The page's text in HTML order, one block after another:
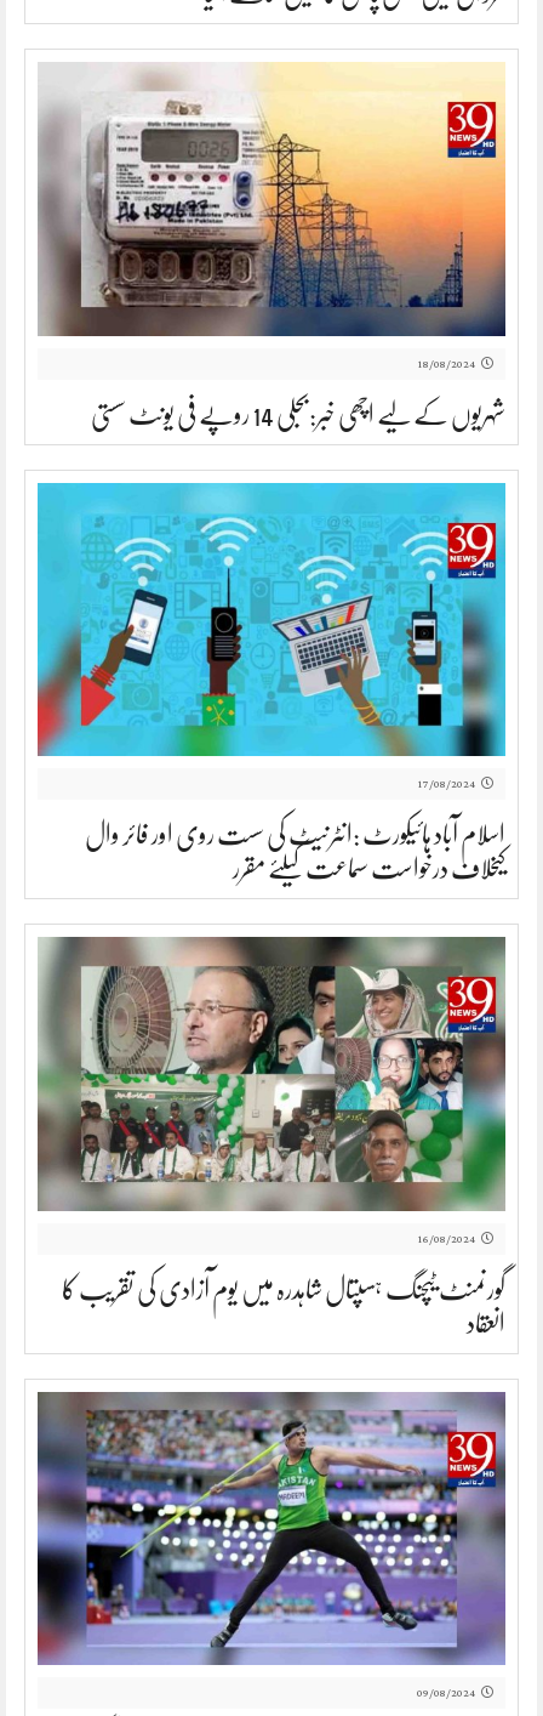
18/08/2024
شہریوں کے لیے اچھی خبر:بجلی 14 روپے فی یونٹ سستی
17/08/2024
اسلام آباد ہائیکورٹ :انٹرنیٹ کی سست روی اور فائر وال
کیخلاف درخواست سماعت کیلئے مقرر
16/08/2024
گورنمنٹ ٹیچنگ ہسپتال شاہدرہ میں یوم آزادی کی تقریب کا
انعقاد
09/08/2024